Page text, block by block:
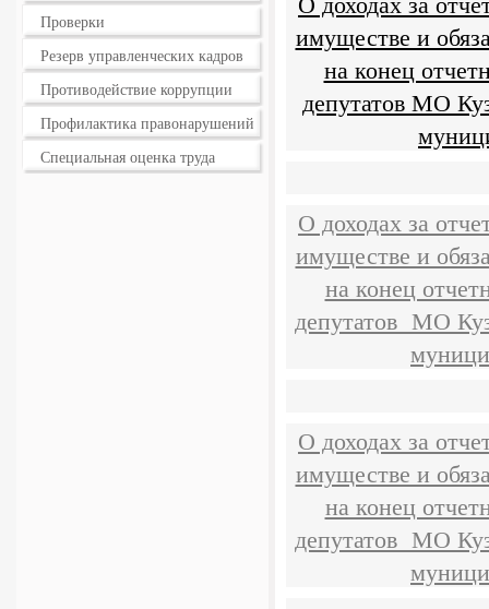
Проверки
Резерв управленческих кадров
Противодействие коррупции
Профилактика правонарушений
Специальная оценка труда
имуществе и
на конец
депутатов МО
О доходах за
имуществе и
на конец
депутатов МО
О доходах за
имуществе и
на конец
депутатов МО